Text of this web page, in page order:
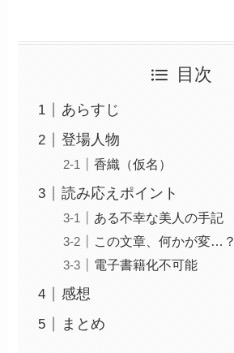
目次
あらすじ
登場人物
香織（仮名）
読み応えポイント
ある不幸な美人の手記
この文章、何かが変…？
電子書籍化不可能
感想
まとめ